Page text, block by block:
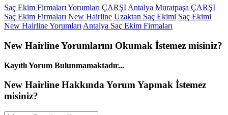
Saç Ekim Firmaları Yorumları ÇARŞI Antalya Muratpaşa ÇARŞI
Saç Ekim Firmaları New Hairline Uzaktan Saç Ekimi Saç Ekimi
New Hairline Yorumları Antalya Saç Ekim Firmaları
New HairlineYorumlarını Okumak İstemez misiniz?
Kayıtlı Yorum Bulunmamaktadır...
New Hairline HakkındaYorumYapmak İstemez
misiniz?